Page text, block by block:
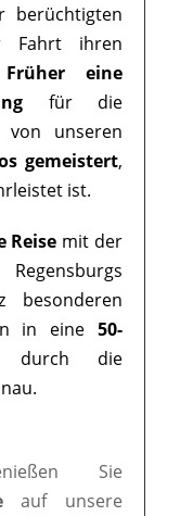
berüchtigten
Fahrt ihren
Früher eine
für die
unseren
gemeistert,
ist.
Reise mit der
besonderen
in eine 50-
durch die
Sie
auf unsere